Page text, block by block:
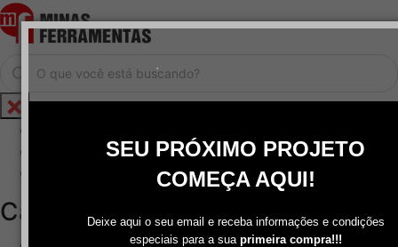
.
SEU PRÓXIMO PROJETO
COMEÇA AQUI!
Deixe aqui o seu email e receba informações e condições
especiais para a sua primeira compra!!!
Cadastrar / Logar
Central de Atendimento
Categorias